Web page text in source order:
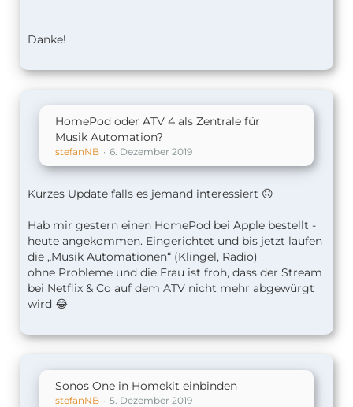
Danke!
HomePod oder ATV 4 als Zentrale für
Musik Automation?
stefanNB 6. Dezember 2019
Kurzes Update falls es jemand interessiert 🙃
Hab mir gestern einen HomePod bei Apple bestellt -
heute angekommen. Eingerichtet und bis jetzt laufen
die „Musik Automationen“ (Klingel, Radio)
ohne Probleme und die Frau ist froh, dass der Stream
bei Netflix & Co auf dem ATV nicht mehr abgewürgt
wird 😂
Sonos One in Homekit einbinden
stefanNB 5. Dezember 2019